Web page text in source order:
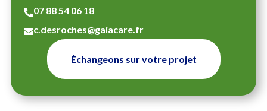
07 88 54 06 18
c.desroches@gaiacare.fr
Échangeons sur votre projet